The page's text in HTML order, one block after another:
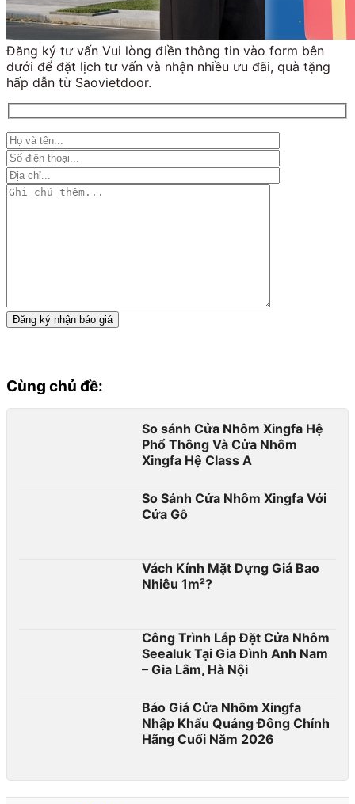
Đăng ký tư vấn Vui lòng điền thông tin vào form bên
dưới để đặt lịch tư vấn và nhận nhiều ưu đãi, quà tặng
hấp dẫn từ Saovietdoor.
Cùng chủ đề:
So sánh Cửa Nhôm Xingfa Hệ
Phổ Thông Và Cửa Nhôm
Xingfa Hệ Class A
So Sánh Cửa Nhôm Xingfa Với
Cửa Gỗ
Vách Kính Mặt Dựng Giá Bao
Nhiêu 1m²?
Công Trình Lắp Đặt Cửa Nhôm
Seealuk Tại Gia Đình Anh Nam
– Gia Lâm, Hà Nội
Báo Giá Cửa Nhôm Xingfa
Nhập Khẩu Quảng Đông Chính
Hãng Cuối Năm 2026